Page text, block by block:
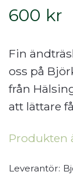
600 kr
Fin
oss på
från
att lättare
Produkten
Leverantör: